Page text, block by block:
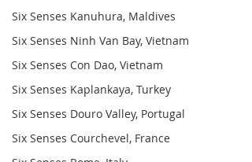
Six Senses Kanuhura, Maldives
Six Senses Ninh Van Bay, Vietnam
Six Senses Con Dao, Vietnam
Six Senses Kaplankaya, Turkey
Six Senses Douro Valley, Portugal
Six Senses Courchevel, France